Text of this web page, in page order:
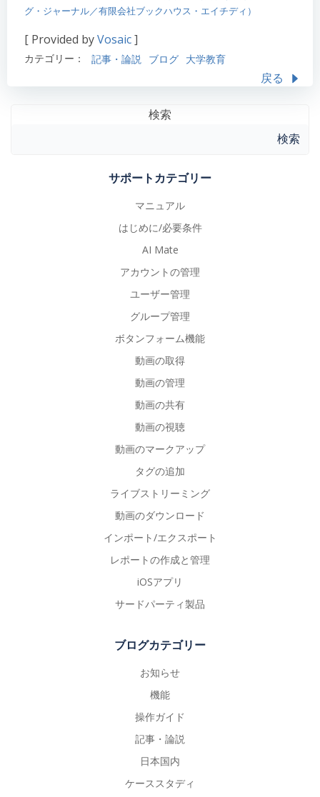
グ・ジャーナル／有限会社ブックハウス・エイチディ）
[ Provided byVosaic]
カテゴリー： 記事・論説 ブログ 大学教育
戻る
検索
検索
サポートカテゴリー
マニュアル
はじめに/必要条件
AI Mate
アカウントの管理
ユーザー管理
グループ管理
ボタンフォーム機能
動画の取得
動画の管理
動画の共有
動画の視聴
動画のマークアップ
タグの追加
ライブストリーミング
動画のダウンロード
インポート/エクスポート
レポートの作成と管理
iOSアプリ
サードパーティ製品
ブログカテゴリー
お知らせ
機能
操作ガイド
記事・論説
日本国内
ケーススタディ